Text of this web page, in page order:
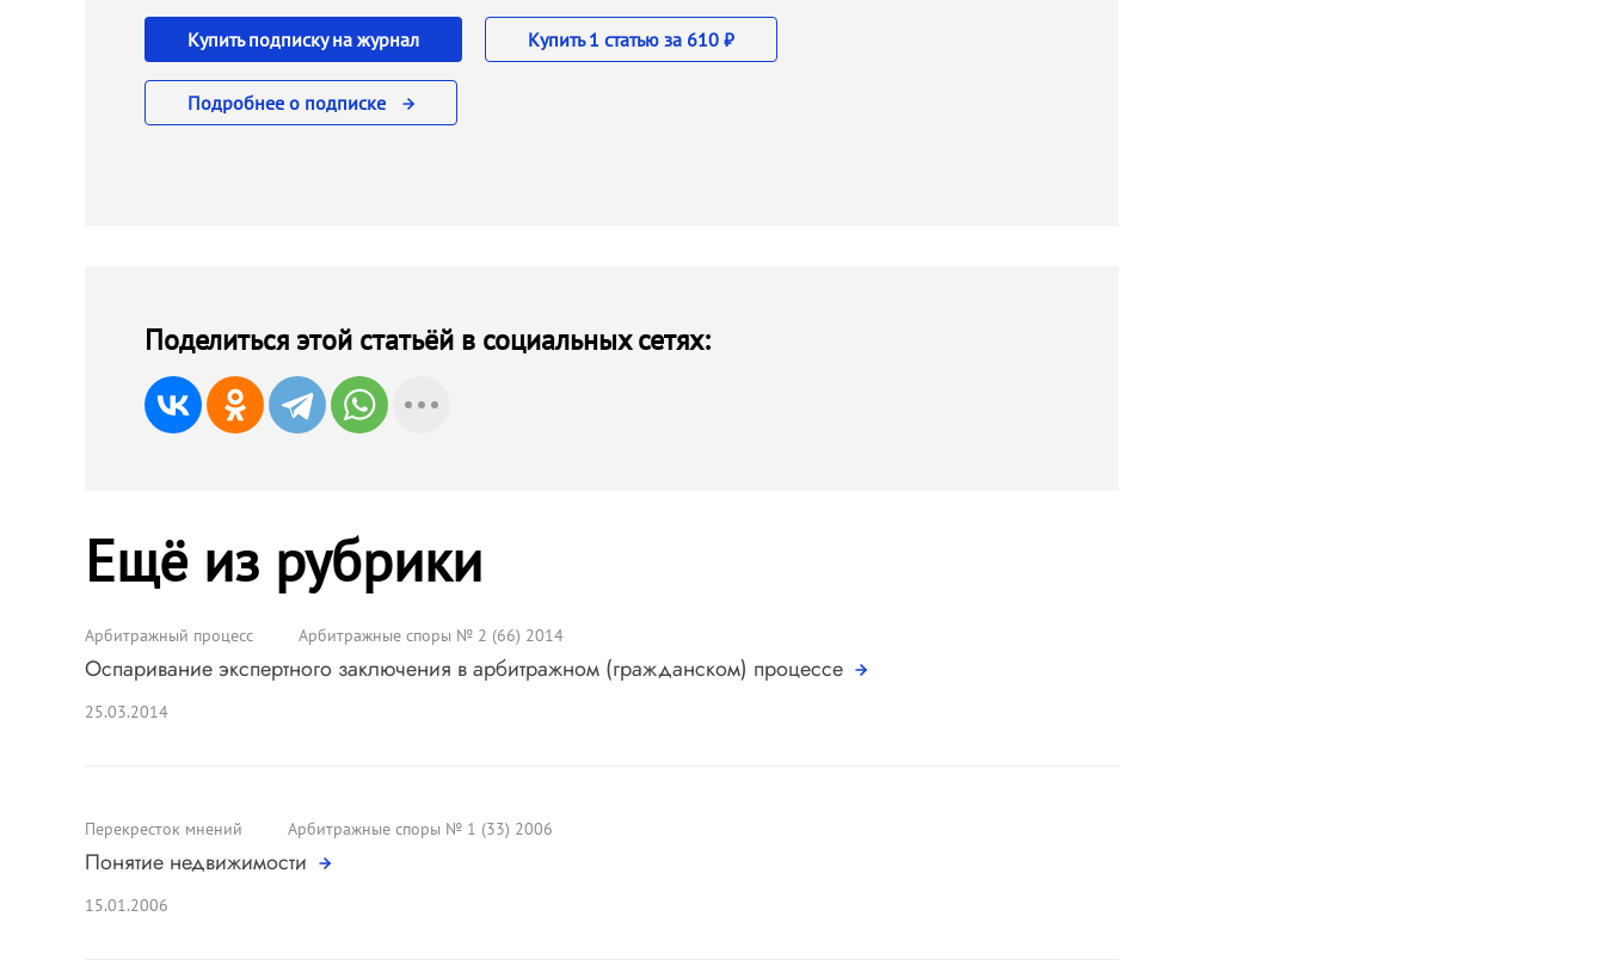
Купить подписку на журнал Купить 1 статью за 610 ₽
Подробнее о подписке
Поделиться этой статьёй в социальных сетях:
Ещё из рубрики
Арбитражный процесс Арбитражные споры № 2 (66) 2014
Оспаривание экспертного заключения в арбитражном (гражданском) процессе
25.03.2014
Перекресток мнений Арбитражные споры № 1 (33) 2006
Понятие недвижимости
15.01.2006